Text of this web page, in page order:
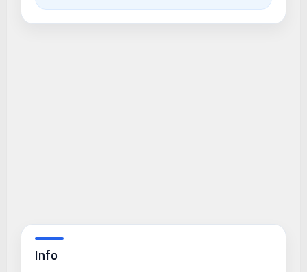
Info